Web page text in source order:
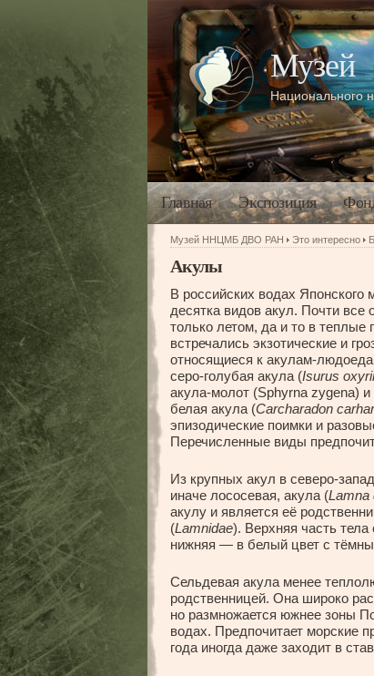
Музей
Национального
Главная Экспозиция
Музей ННЦМБ ДВО РАН Это интересно
Акулы
В российских водах Японского
десятка видов акул. Почти
только летом, да и то в теплые
встречались экзотические и
относящиеся к акулам-
серо-голубая акула (Isurus
акула-молот (Sphyrna zygena)
белая акула (Carcharadon
эпизодические поимки и
Перечисленные виды
Из крупных акул в северо-
иначе лососевая, акула (Lamna
акулу и является её
(Lamnidae). Верхняя часть
нижняя — в белый цвет с
Сельдевая акула менее
родственницей. Она широко
но размножается южнее зоны
водах. Предпочитает морские
года иногда даже заходит в